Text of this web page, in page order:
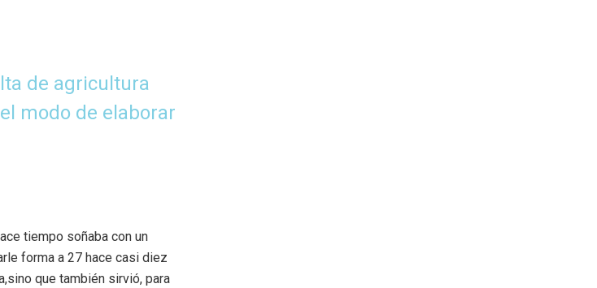
de agricultura
modo de elabo­rar
tiempo soñaba con un
forma a 27 hace casi diez
que también sirvió, para